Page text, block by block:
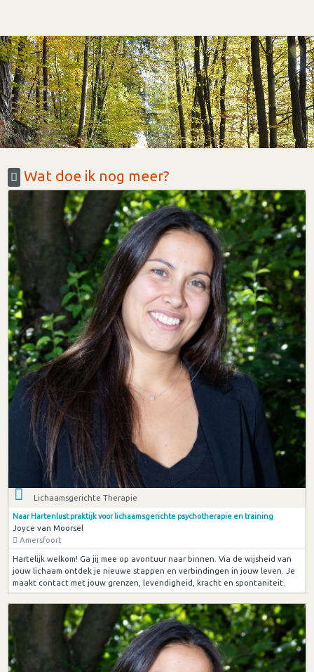
Wat doe ik nog meer?
Lichaamsgerichte Therapie
Naar Hartenlust praktijk voor lichaamsgerichte psychotherapie en training
Joyce van Moorsel
Amersfoort
Hartelijk welkom! Ga jij mee op avontuur naar binnen. Via de wijsheid van
jouw lichaam ontdek je nieuwe stappen en verbindingen in jouw leven. Je
maakt contact met jouw grenzen, levendigheid, kracht en spontaniteit.